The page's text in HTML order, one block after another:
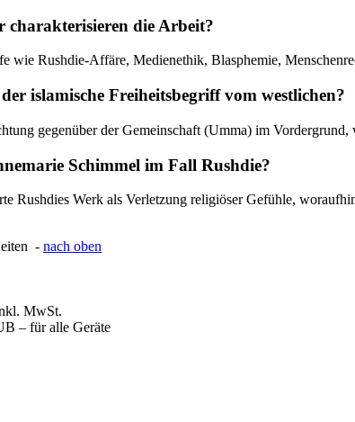
charakterisieren die Arbeit?
wie Rushdie-Affäre, Medienethik, Blasphemie,
islamische Freiheitsbegriff vom westlichen?
gegenüber der Gemeinschaft (Umma) im
Schimmel im Fall Rushdie?
Rushdies Werk als Verletzung religiöser Gefühle,
- nach oben
MwSt.
– für alle Geräte